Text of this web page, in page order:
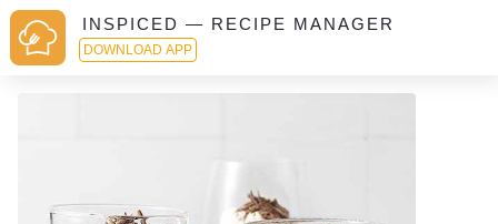
INSPICED — RECIPE MANAGER
DOWNLOAD APP